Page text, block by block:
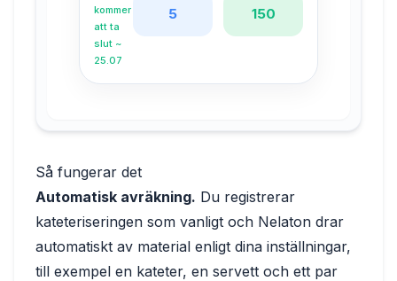
kommer
att ta
slut ~
25.07
5 150
Så fungerar det
Automatisk avräkning. Du registrerar
kateteriseringen som vanligt och Nelaton drar
automatiskt av material enligt dina inställningar,
till exempel en kateter, en servett och ett par